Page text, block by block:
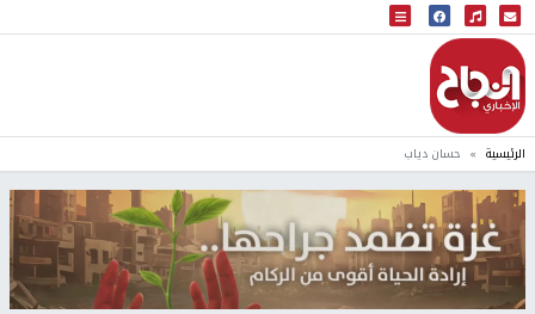
البث المباشر
إذاعة النجاح
الرئيسية حسان دياب